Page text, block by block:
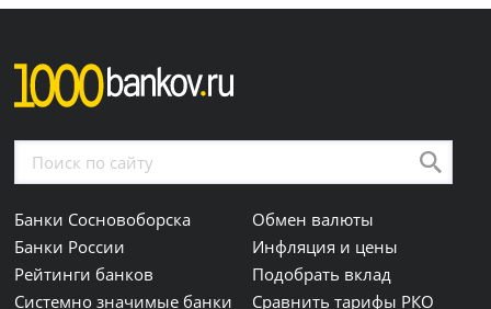
Банки Сосновоборска
Банки России
Рейтинги банков
Системно значимые банки
Обмен валюты
Инфляция и цены
Подобрать вклад
Сравнить тарифы РКО